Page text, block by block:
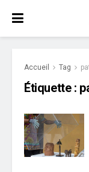
Accueil Tag
Étiquette :